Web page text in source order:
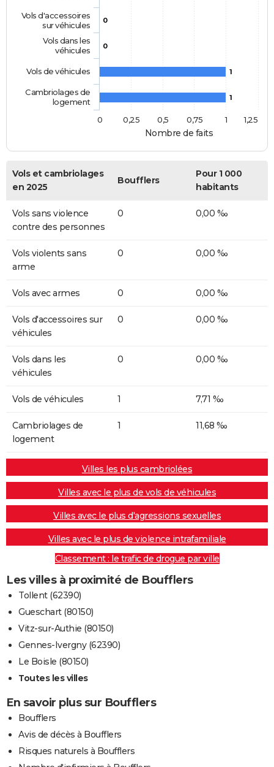
Nombre de faits
0
0
1
1
Vols d'accessoires
sur véhicules
Vols dans les
véhicules
Vols de véhicules
Cambriolages de
logement
0
1
0,25 0,5 0,75 1,25
Vols et cambriolages
en 2025
Boufflers
Pour 1 000
habitants
Vols sans violence
contre des personnes
0 0,00 ‰
Vols violents sans
arme
0 0,00 ‰
Vols avec armes 0 0,00 ‰
Vols d'accessoires sur
véhicules
0 0,00 ‰
Vols dans les
véhicules
0 0,00 ‰
Vols de véhicules 1 7,71 ‰
Cambriolages de
logement
1 11,68 ‰
Villes les plus cambriolées
Villes avec le plus de vols de véhicules
Villes avec le plus d'agressions sexuelles
Villes avec le plus de violence intrafamiliale
Classement : le trafic de drogue par ville
Les villes à proximité de Boufflers
Tollent (62390)
Gueschart (80150)
Vitz-sur-Authie (80150)
Gennes-Ivergny (62390)
Le Boisle (80150)
Toutes les villes
En savoir plus sur Boufflers
Boufflers
Avis de décès à Boufflers
Risques naturels à Boufflers